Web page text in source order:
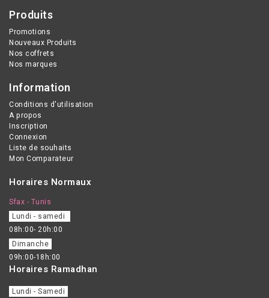
Produits
Promotions
Nouveaux Produits
Nos coffrets
Nos marques
Information
Conditions d'utilisation
A propos
Inscription
Connexion
Liste de souhaits
Mon Comparateur
Horaires Normaux
Sfax - Tunis
Lundi - samedi
08h:00- 20h:00
Dimanche
09h:00-18h:00
Horaires Ramadhan
Lundi - Samedi